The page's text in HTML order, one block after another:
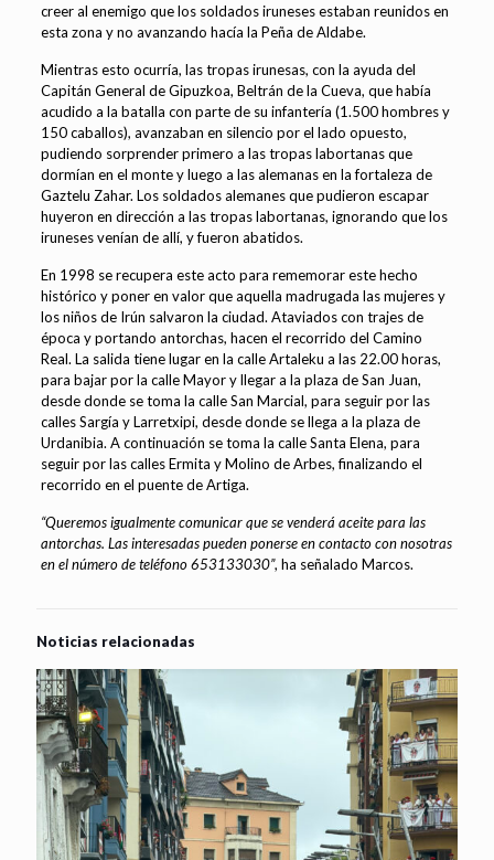
creer al enemigo que los soldados iruneses estaban reunidos en
esta zona y no avanzando hacía la Peña de Aldabe.
Mientras esto ocurría, las tropas irunesas, con la ayuda del
Capitán General de Gipuzkoa, Beltrán de la Cueva, que había
acudido a la batalla con parte de su infantería (1.500 hombres y
150 caballos), avanzaban en silencio por el lado opuesto,
pudiendo sorprender primero a las tropas labortanas que
dormían en el monte y luego a las alemanas en la fortaleza de
Gaztelu Zahar. Los soldados alemanes que pudieron escapar
huyeron en dirección a las tropas labortanas, ignorando que los
iruneses venían de allí, y fueron abatidos.
En 1998 se recupera este acto para rememorar este hecho
histórico y poner en valor que aquella madrugada las mujeres y
los niños de Irún salvaron la ciudad. Ataviados con trajes de
época y portando antorchas, hacen el recorrido del Camino
Real. La salida tiene lugar en la calle Artaleku a las 22.00 horas,
para bajar por la calle Mayor y llegar a la plaza de San Juan,
desde donde se toma la calle San Marcial, para seguir por las
calles Sargía y Larretxipi, desde donde se llega a la plaza de
Urdanibia. A continuación se toma la calle Santa Elena, para
seguir por las calles Ermita y Molino de Arbes, finalizando el
recorrido en el puente de Artiga.
“Queremos igualmente comunicar que se venderá aceite para las
antorchas. Las interesadas pueden ponerse en contacto con nosotras
en el número de teléfono653133030”, ha señalado Marcos.
Noticias relacionadas